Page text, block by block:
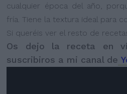
cualquier época del año,
fría. Tiene la textura ideal para
Si queréis ver el resto de
Os dejo la receta en
suscribiros a mi canal de